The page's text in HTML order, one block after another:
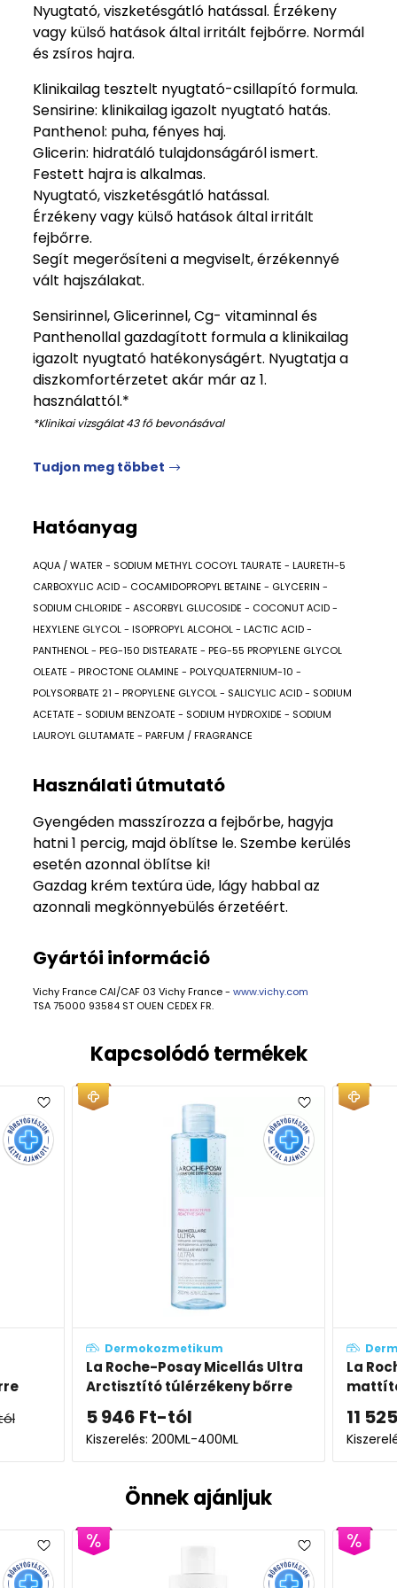
Nyugtató, viszketésgátló hatással. Érzékeny
vagy külső hatások által irritált fejbőrre. Normál
és zsíros hajra.
Klinikailag tesztelt nyugtató-csillapító formula.
Sensirine: klinikailag igazolt nyugtató hatás.
Panthenol: puha, fényes haj.
Glicerin: hidratáló tulajdonságáról ismert.
Festett hajra is alkalmas.
Nyugtató, viszketésgátló hatással.
Érzékeny vagy külső hatások által irritált
fejbőrre.
Segít megerősíteni a megviselt, érzékennyé
vált hajszálakat.
Sensirinnel, Glicerinnel, Cg- vitaminnal és
Panthenollal gazdagított formula a klinikailag
igazolt nyugtató hatékonyságért. Nyugtatja a
diszkomfortérzetet akár már az 1.
használattól.*
*Klinikai vizsgálat 43 fő bevonásával
Tudjon meg többet
Hatóanyag
AQUA / WATER - SODIUM METHYL COCOYL TAURATE - LAURETH-5
CARBOXYLIC ACID - COCAMIDOPROPYL BETAINE - GLYCERIN -
SODIUM CHLORIDE - ASCORBYL GLUCOSIDE - COCONUT ACID -
HEXYLENE GLYCOL - ISOPROPYL ALCOHOL - LACTIC ACID -
PANTHENOL - PEG-150 DISTEARATE - PEG-55 PROPYLENE GLYCOL
OLEATE - PIROCTONE OLAMINE - POLYQUATERNIUM-10 -
POLYSORBATE 21 - PROPYLENE GLYCOL - SALICYLIC ACID - SODIUM
ACETATE - SODIUM BENZOATE - SODIUM HYDROXIDE - SODIUM
LAUROYL GLUTAMATE - PARFUM / FRAGRANCE
Használati útmutató
Gyengéden masszírozza a fejbőrbe, hagyja
hatni 1 percig, majd öblítse le. Szembe kerülés
esetén azonnal öblítse ki!
Gazdag krém textúra üde, lágy habbal az
azonnali megkönnyebülés érzetéért.
Gyártói információ
Vichy France CAI/CAF 03 Vichy France - www.vichy.com
TSA 75000 93584 ST OUEN CEDEX FR.
Kapcsolódó termékek
Dermokozmetikum
La Roche-Posay Toleriane
mattító, rögzítő/fixáló púder
11 525Ft
Kiszerelés: 12g
Vichy
6
Önnek ajánljuk